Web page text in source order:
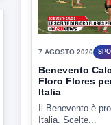
7 AGOSTO 2026